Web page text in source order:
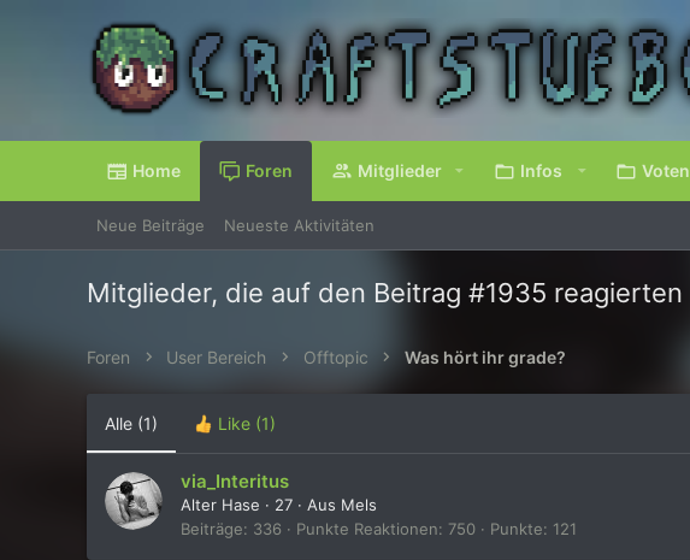
Home Foren Mitglieder Infos Voten
Neue Beiträge Neueste Aktivitäten
Mitglieder, die auf den Beitrag #1935 reagierten
Foren User Bereich Offtopic Was hört ihr grade?
Alle (1) Like (1)
via_Interitus
Alter Hase · 27 · Aus Mels
Beiträge
336 Punkte Reaktionen 750 Punkte 121